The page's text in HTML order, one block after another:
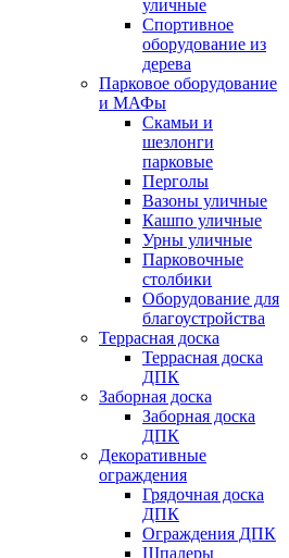
уличные
Спортивное
оборудование из
дерева
Парковое оборудование
и МАФы
Скамьи и
шезлонги
парковые
Перголы
Вазоны уличные
Кашпо уличные
Урны уличные
Парковочные
столбики
Оборудование для
благоустройства
Террасная доска
Террасная доска
ДПК
Заборная доска
Заборная доска
ДПК
Декоративные
ограждения
Грядочная доска
ДПК
Ограждения ДПК
Шпалеры